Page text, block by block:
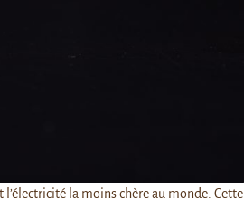
la moins chère au monde. Cette